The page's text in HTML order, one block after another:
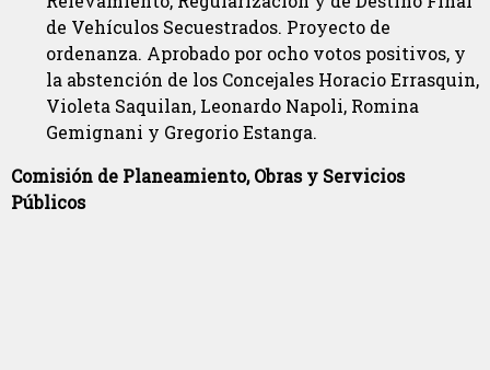
de Vehículos Secuestrados. Proyecto de
ordenanza. Aprobado por ocho votos positivos, y
la abstención de los Concejales Horacio Errasquin,
Violeta Saquilan, Leonardo Napoli, Romina
Gemignani y Gregorio Estanga.
Comisión de Planeamiento, Obras y Servicios
Públicos